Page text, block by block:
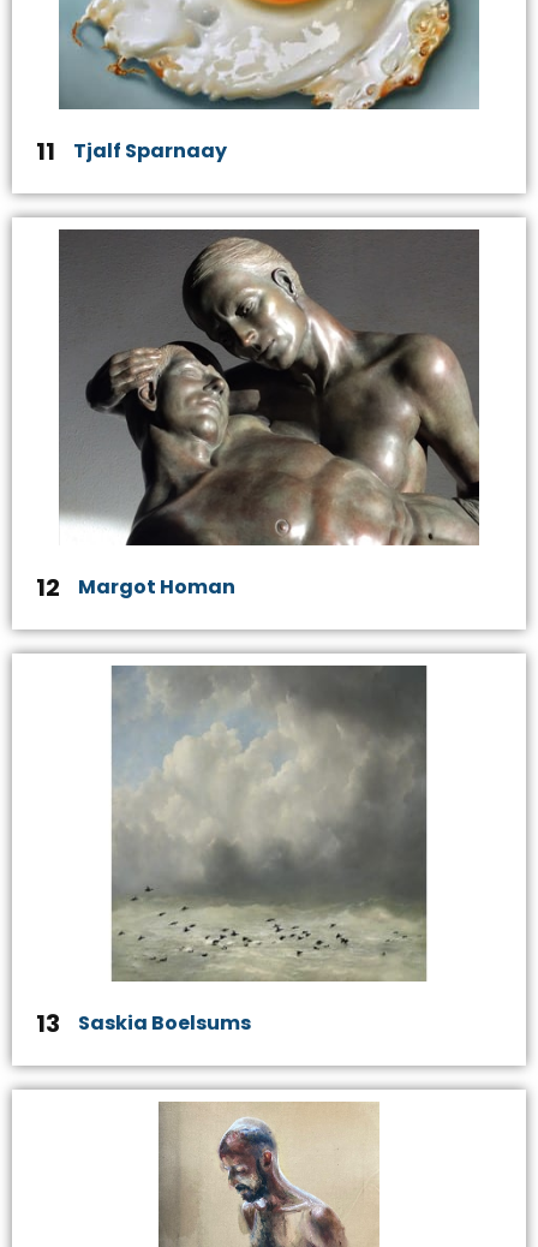
11 Tjalf Sparnaay
12 Margot Homan
13 Saskia Boelsums